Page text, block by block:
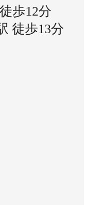
歩12分
徒歩13分